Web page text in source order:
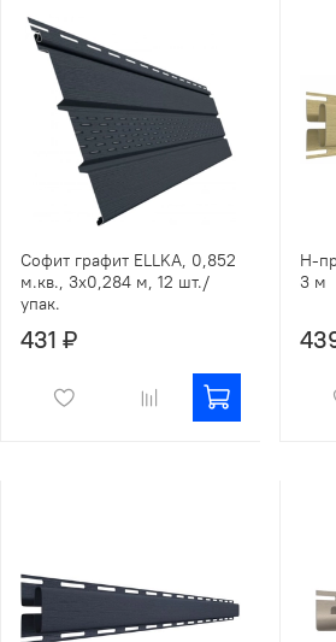
Софит графит ELLKA, 0,852
м.кв., 3х0,284 м, 12 шт./
упак.
431 ₽
Н-
3 м